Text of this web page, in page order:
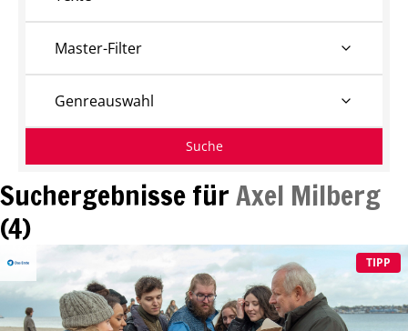
Suchergebnisse fürAxel Milberg
(4)
TIPP
Master-Filter
Genreauswahl
Suche